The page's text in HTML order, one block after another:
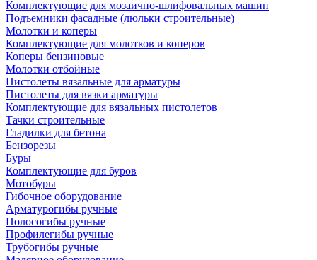
Комплектующие для мозаично-шлифовальных машин
Подъемники фасадные (люльки строительные)
Молотки и коперы
Комплектующие для молотков и коперов
Коперы бензиновые
Молотки отбойные
Пистолеты вязальные для арматуры
Пистолеты для вязки арматуры
Комплектующие для вязальных пистолетов
Тачки строительные
Гладилки для бетона
Бензорезы
Буры
Комплектующие для буров
Мотобуры
Гибочное оборудование
Арматурогибы ручные
Полосогибы ручные
Профилегибы ручные
Трубогибы ручные